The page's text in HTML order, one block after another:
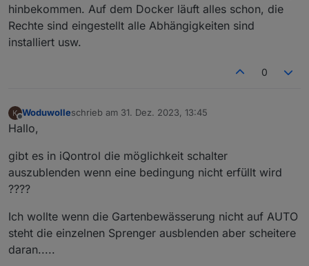
hinbekommen. Auf dem Docker läuft alles schon, die
Rechte sind eingestellt alle Abhängigkeiten sind
installiert usw.
0
Offline
Woduwolleschrieb am 31. Dez. 2023, 13:45
zuletzt editiert von
Hallo,
gibt es in iQontrol die möglichkeit schalter
auszublenden wenn eine bedingung nicht erfüllt wird
????
Ich wollte wenn die Gartenbewässerung nicht auf AUTO
steht die einzelnen Sprenger ausblenden aber scheitere
daran.....